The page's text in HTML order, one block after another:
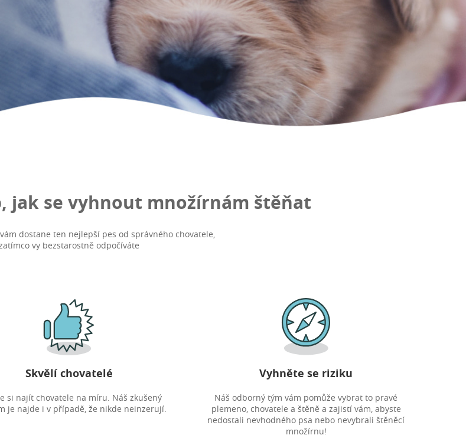
jak se vyhnout množírnám štěňat
dostane ten nejlepší pes od správného chovatele,
vy bezstarostně odpočíváte
Skvělí chovatelé
si najít chovatele na míru. Náš zkušený
je najde i v případě, že nikde neinzerují.
Vyhněte se riziku
Náš odborný tým vám pomůže vybrat to pravé
plemeno, chovatele a štěně a zajistí vám, abyste
nedostali nevhodného psa nebo nevybrali štěněcí
množírnu!